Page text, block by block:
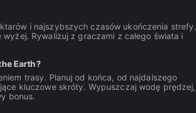
i najszybszych czasów ukończenia strefy.
Rywalizuj z graczami z całego świata i
Earth?
trasy. Planuj od końca, od najdalszego
kluczowe skróty. Wypuszczaj wodę prędzej,
bonus.